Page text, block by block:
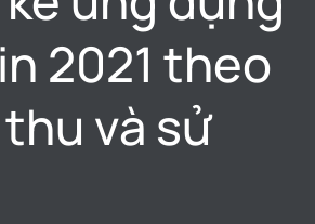
2021 theo
và sử